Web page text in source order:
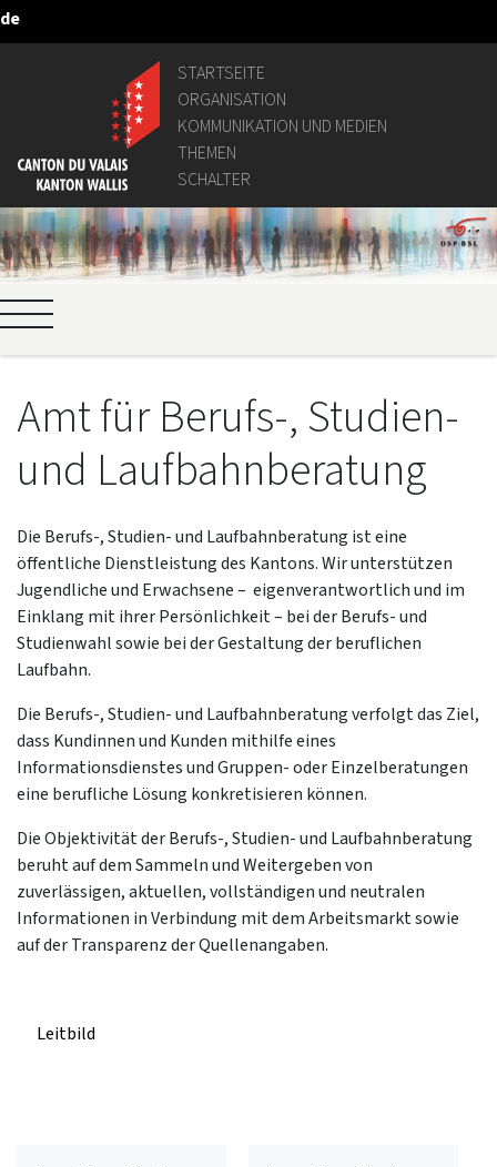
Zum Hauptinhalt springen
de
STARTSEITE
ORGANISATION
KOMMUNIKATION UND MEDIEN
THEMEN
SCHALTER
Amt für Berufs-, Studien-
und Laufbahnberatung
Die Berufs-, Studien- und Laufbahnberatung ist eine
öffentliche Dienstleistung des Kantons. Wir unterstützen
Jugendliche und Erwachsene – eigenverantwortlich und im
Einklang mit ihrer Persönlichkeit – bei der Berufs- und
Studienwahl sowie bei der Gestaltung der beruflichen
Laufbahn.
Die Berufs-, Studien- und Laufbahnberatung verfolgt das Ziel,
dass Kundinnen und Kunden mithilfe eines
Informationsdienstes und Gruppen- oder Einzelberatungen
eine berufliche Lösung konkretisieren können.
Die Objektivität der Berufs-, Studien- und Laufbahnberatung
beruht auf dem Sammeln und Weitergeben von
zuverlässigen, aktuellen, vollständigen und neutralen
Informationen in Verbindung mit dem Arbeitsmarkt sowie
auf der Transparenz der Quellenangaben.
Leitbild